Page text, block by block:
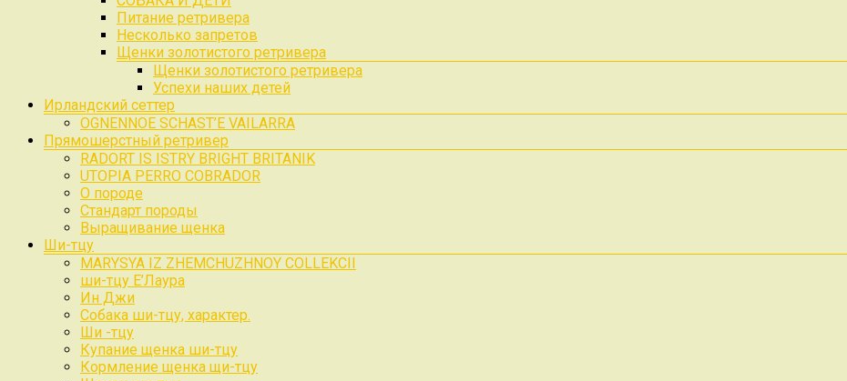
Питание ретривера
Несколько запретов
Щенки золотистого ретривера
Щенки золотистого ретривера
Успехи наших детей
Ирландский сеттер
OGNENNOE SCHAST’E VAILARRA
Прямошерстный ретривер
RADORT IS ISTRY BRIGHT BRITANIK
UTOPIA PERRO COBRADOR
О породе
Стандарт породы
Выращивание щенка
Ши-тцу
MARYSYA IZ ZHEMCHUZHNOY COLLEKCII
ши-тцу Е’Лаура
Ин Джи
Собака ши-тцу, характер.
Ши -тцу
Купание щенка ши-тцу
Кормление щенка щи-тцу